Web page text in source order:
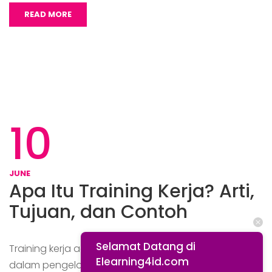
READ MORE
10
JUNE
Apa Itu Training Kerja? Arti,
Tujuan, dan Contoh
Training kerja adalah salah satu elemen penting
dalam pengelolaan sumber daya manusia di
Selamat Datang di
Elearning4id.com